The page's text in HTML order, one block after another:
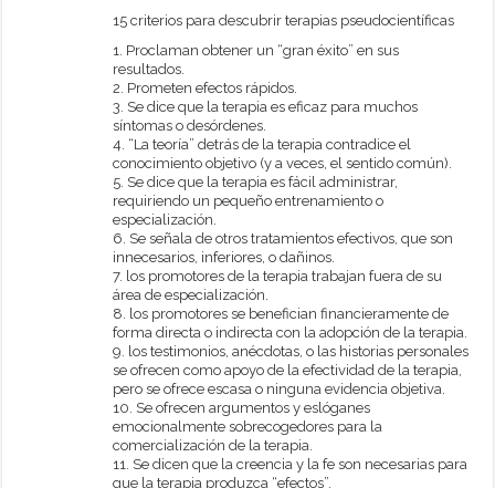
15 criterios para descubrir terapias pseudocientíficas
1. Proclaman obtener un “gran éxito” en sus
resultados.
2. Prometen efectos rápidos.
3. Se dice que la terapia es eficaz para muchos
síntomas o desórdenes.
4. “La teoría” detrás de la terapia contradice el
conocimiento objetivo (y a veces, el sentido común).
5. Se dice que la terapia es fácil administrar,
requiriendo un pequeño entrenamiento o
especialización.
6. Se señala de otros tratamientos efectivos, que son
innecesarios, inferiores, o dañinos.
7. los promotores de la terapia trabajan fuera de su
área de especialización.
8. los promotores se benefician financieramente de
forma directa o indirecta con la adopción de la terapia.
9. los testimonios, anécdotas, o las historias personales
se ofrecen como apoyo de la efectividad de la terapia,
pero se ofrece escasa o ninguna evidencia objetiva.
10. Se ofrecen argumentos y eslóganes
emocionalmente sobrecogedores para la
comercialización de la terapia.
11. Se dicen que la creencia y la fe son necesarias para
que la terapia produzca “efectos”.